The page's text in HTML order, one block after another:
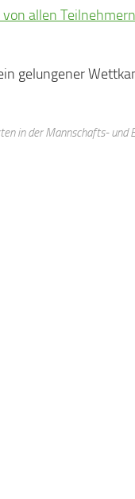
allen
gelungener
in der Mannschafts-